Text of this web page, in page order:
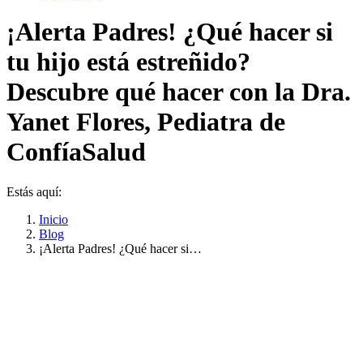
¡Alerta Padres! ¿Qué hacer si
tu hijo está estreñido?
Descubre qué hacer con la Dra.
Yanet Flores, Pediatra de
ConfíaSalud
Estás aquí:
Inicio
Blog
¡Alerta Padres! ¿Qué hacer si…